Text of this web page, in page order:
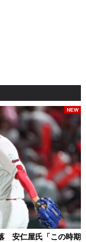
安仁屋氏「この時期
NEW